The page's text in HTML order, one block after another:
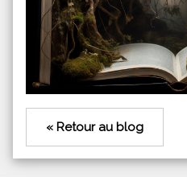
« Retour au blog